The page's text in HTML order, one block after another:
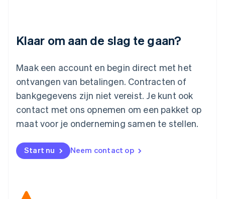
Klaar om aan de slag te gaan?
Maak een account en begin direct met het
ontvangen van betalingen. Contracten of
bankgegevens zijn niet vereist. Je kunt ook
contact met ons opnemen om een pakket op
maat voor je onderneming samen te stellen.
Start nu Neem contact op
FrançaisDeutschEnglish
English
Malta
English
Mexico
Nederland
NederlandsEnglish
English
Noorwegen